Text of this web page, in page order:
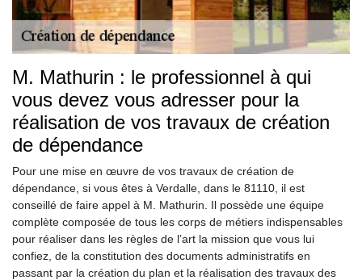
M. Mathurin : le professionnel à qui
vous devez vous adresser pour la
réalisation de vos travaux de création
de dépendance
Pour une mise en œuvre de vos travaux de création de
dépendance, si vous êtes à Verdalle, dans le 81110, il est
conseillé de faire appel à M. Mathurin. Il possède une équipe
complète composée de tous les corps de métiers indispensables
pour réaliser dans les règles de l’art la mission que vous lui
confiez, de la constitution des documents administratifs en
passant par la création du plan et la réalisation des travaux des